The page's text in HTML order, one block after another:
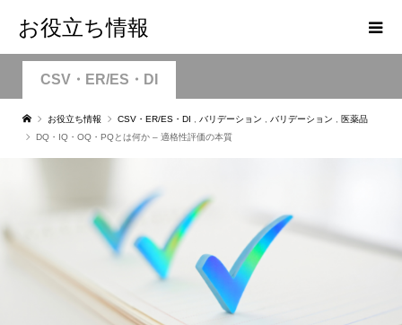
お役立ち情報
CSV・ER/ES・DI
お役立ち情報 CSV・ER/ES・DI バリデーション バリデーション
医薬品
DQ・IQ・OQ・PQとは何か – 適格性評価の本質